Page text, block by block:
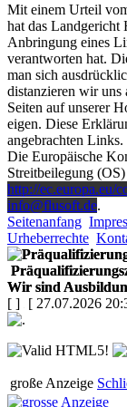
Mit einem Urteil
hat das Landgericht
Anbringung eines
verantworten hat.
man sich
distanzieren wir
Seiten auf unserer
eigen. Diese
angebrachten Links.
Die Europäische
Streitbeilegung
http://ec.europa.eu/
info@flusoft.de.
Seitenanfang
Urheberrechte
Wir sind
[ ] [ 27.07.2026
große Anzeige